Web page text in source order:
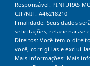
Responsável: PINTURAS
CIF/NIF: A46218210
Finalidade: Seus dados
solicitações, relacionar-se
Direitos: Você tem o
você, corrigi-las e excluí-
Mais informações: Mais